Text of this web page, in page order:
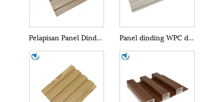
Pelapisan Panel Dinding WPC Panel dinding WPC dalaman